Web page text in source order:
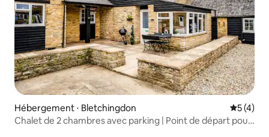
Hébergement ⋅ Bletchingdon
5 (4)
Chalet de 2 chambres avec parking | Point de départ pour